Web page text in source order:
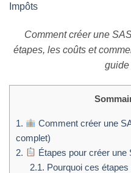
Impôts
Comment créer une
étapes, les coûts et
guide
1.
Comment créer une
complet)
2.
Étapes pour créer une
2.1. Pourquoi ces